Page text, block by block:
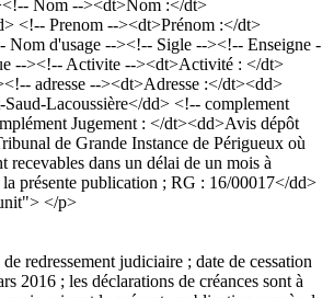
Nom --><dt>Nom :</dt>
<!-- Prenom --><dt>Prénom :</dt>
Nom d'usage --><!-- Sigle --><!-- Enseigne -
--><!-- Activite --><dt>Activité : </dt>
adresse --><dt>Adresse :</dt><dd>
Lacoussière</dd> <!-- complement
Jugement : </dt><dd>Avis dépôt
de Grande Instance de Périgueux où
recevables dans un délai de un mois à
la présente publication ; RG : 16/00017</dd>
</p>
redressement judiciaire ; date de cessation
2016 ; les déclarations de créances sont à